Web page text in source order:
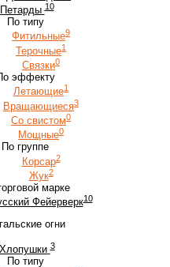
Петарды 10
По типу
Фитильные9
Терочные1
Связки0
эффекту
Летающие1
Вращающиеся3
Со свистом0
Мощные0
По группе
Корсар2
Жук2
марке
Фейерверк10
огни
Хлопушки 3
По типу